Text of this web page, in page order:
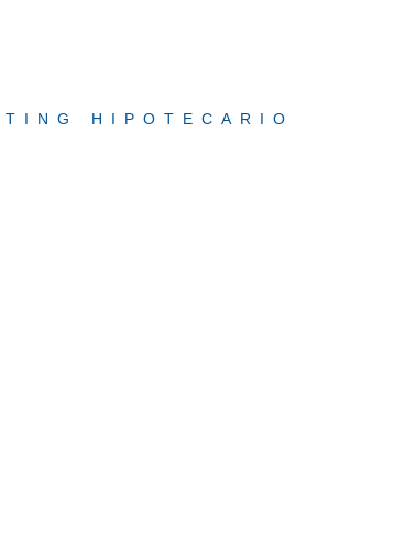
HIPOTECARIO